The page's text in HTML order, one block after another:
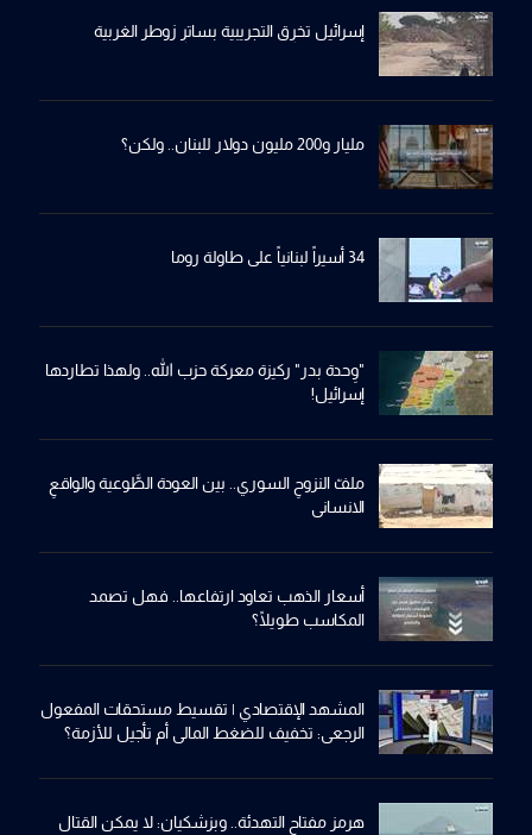
إسرائيل تخرِق التجريبية بساترِ زوطر الغربية
مليار و200 مليون دولار للبنان.. ولكن؟
34 أسيراً لبنانياً على طاولة روما
"وِحدة بدر" ركيزة معركة حزب الله.. ولهذا تطاردها
إسرائيل!
ملفّ النزوحِ السوري.. بين العودة الطَّوعية والواقعِ
الانساني
أسعار الذهب تعاود ارتفاعها.. فهل تصمد
المكاسب طويلًا؟
المشهد الإقتصادي | تقسيط مستحقات المفعول
الرجعي: تخفيف للضغط المالي أم تأجيل للأزمة؟
هرمز مفتاح التهدئة.. وبزشكيان: لا يمكن القتال